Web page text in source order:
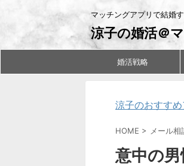
マッチングアプリで結婚
涼子の婚活＠
婚活戦略
涼子のおすす
HOME > メール
意中の